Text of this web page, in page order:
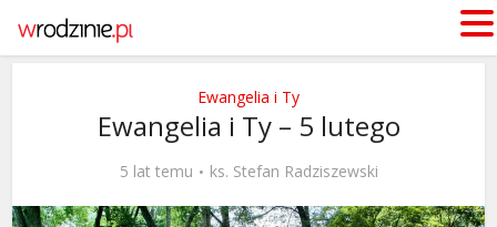
Ewangelia i Ty
Ewangelia i Ty – 5 lutego
5 lat temu ks. Stefan Radziszewski